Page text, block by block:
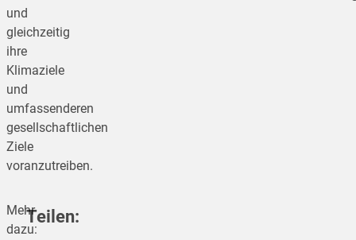
und
gleichzeitig
ihre
Klimaziele
und
umfassenderen
gesellschaftlichen
Ziele
voranzutreiben.
Mehr
dazu:
Teilen: